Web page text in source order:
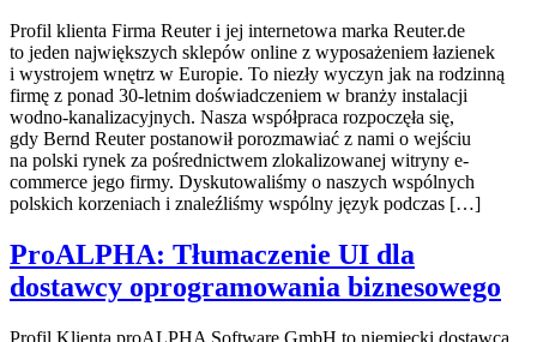
Profil klienta Firma Reuter i jej internetowa marka Reuter.de
to jeden największych sklepów online z wyposażeniem łazienek
i wystrojem wnętrz w Europie. To niezły wyczyn jak na rodzinną
firmę z ponad 30-letnim doświadczeniem w branży instalacji
wodno-kanalizacyjnych. Nasza współpraca rozpoczęła się,
gdy Bernd Reuter postanowił porozmawiać z nami o wejściu
na polski rynek za pośrednictwem zlokalizowanej witryny e-
commerce jego firmy. Dyskutowaliśmy o naszych wspólnych
polskich korzeniach i znaleźliśmy wspólny język podczas […]
ProALPHA: Tłumaczenie UI dla
dostawcy oprogramowania biznesowego